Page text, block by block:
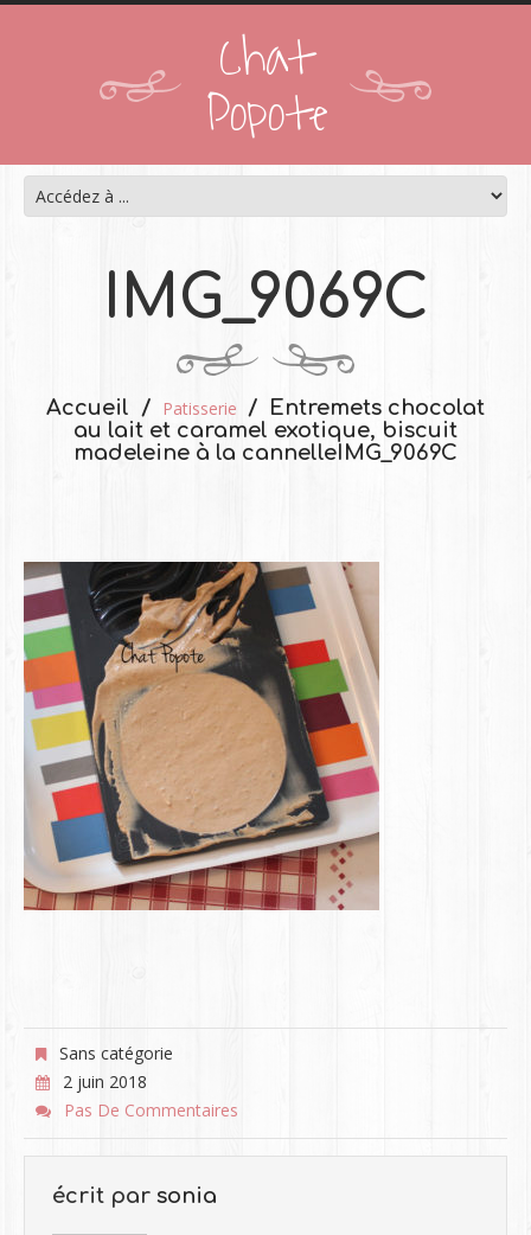
Chat
Popote
IMG_9069C
Accueil Patisserie
Entremets chocolat
au lait et caramel exotique, biscuit
madeleine à la cannelleIMG_9069C
Sans catégorie
2 juin 2018
Pas De Commentaires
écrit par sonia